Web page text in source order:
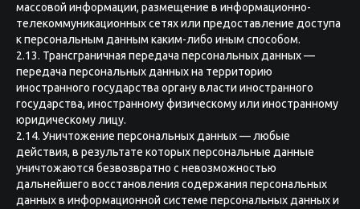
массовой информации, размещение в информационно-
телекоммуникационных сетях или предоставление доступа
к персональным данным каким-либо иным способом.
2.13. Трансграничная передача персональных данных —
передача персональных данных на территорию
иностранного государства органу власти иностранного
государства, иностранному физическому или иностранному
юридическому лицу.
2.14. Уничтожение персональных данных — любые
действия, в результате которых персональные данные
уничтожаются безвозвратно с невозможностью
дальнейшего восстановления содержания персональных
данных в информационной системе персональных данных и